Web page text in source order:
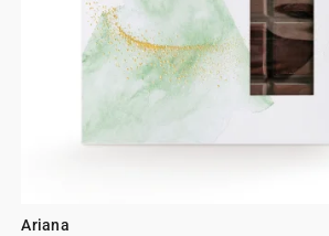
Ariana